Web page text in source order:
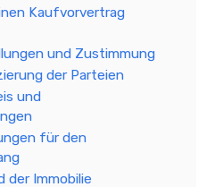
Kaufvorvertrag
und Zustimmung
der Parteien
und
für den
der Immobilie